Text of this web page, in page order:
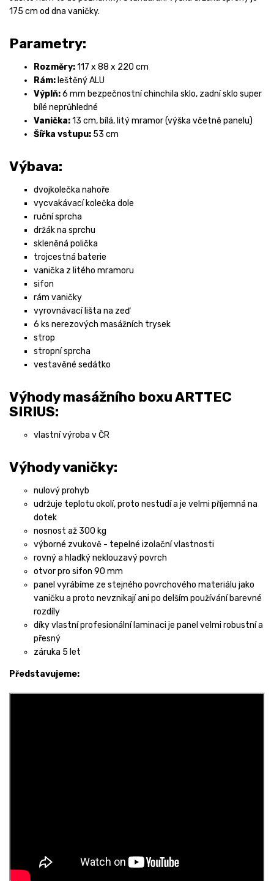
175 cm od dna vaničky.
Parametry:
Rozměry:117 x 88 x 220 cm
Rám: leštěný ALU
Výplň:6 mm bezpečnostní chinchila sklo, zadní sklo super
bílé neprůhledné
Vanička:13 cm, bílá, litý mramor (výška včetně panelu)
Šířka vstupu: 53 cm
Výbava:
dvojkolečka nahoře
vycvakávací kolečka dole
ruční sprcha
držák na sprchu
skleněná polička
trojcestná baterie
vanička z litého mramoru
sifon
rám vaničky
vyrovnávací lišta na zeď
6 ks nerezových masážních trysek
strop
stropní sprcha
vestavěné sedátko
Výhody masážního boxu ARTTEC
SIRIUS:
vlastní výroba v ČR
Výhody vaničky:
nulový prohyb
udržuje teplotu okolí, proto nestudí a je velmi příjemná na
dotek
nosnost až 300 kg
výborné zvukově - tepelné izolační vlastnosti
rovný a hladký neklouzavý povrch
otvor pro sifon 90 mm
panel vyrábíme ze stejného povrchového materiálu jako
vaničku a proto nevznikají ani po delším používání barevné
rozdíly
díky vlastní profesionální laminaci je panel velmi robustní a
přesný
záruka 5 let
Představujeme: